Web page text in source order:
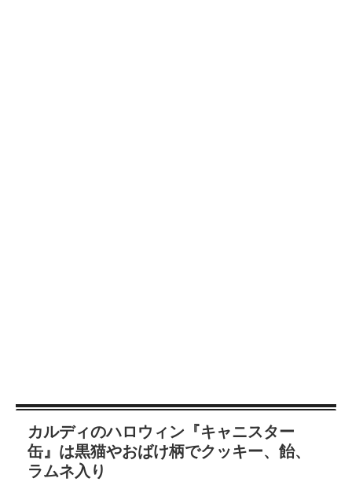
カルディのハロウィン『キャニスター
缶』は黒猫やおばけ柄でクッキー、飴、
ラムネ入り